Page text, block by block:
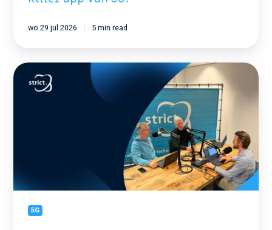
wo 29 jul 2026 5 min read
ISAC,
nieuwe
5G
5G